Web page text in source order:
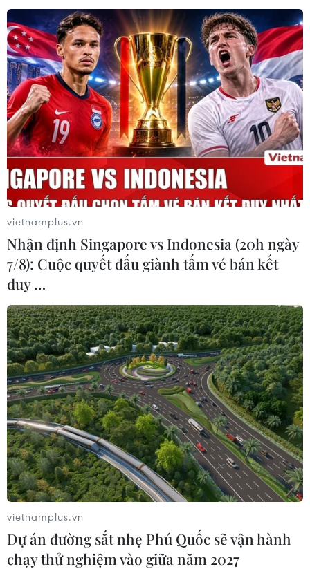
Trung Quốc kêu gọi Mỹ duy trì quan hệ
thương mại song phương ổn định
14/09/2021 07:31
Tân đại sứ Trung Quốc tại Mỹ, ông Tần Cương, kêu gọi
Washington và Bắc Kinh cần duy trì và phát triển quan
hệ thương mại cùng lúc với những nỗ lực nhằm giải
quyết các mâu thuẫn song phương.
vietnamplus.vn
Nhận định Singapore vs Indonesia (20h ngày
7/8): Cuộc quyết đấu giành tấm vé bán kết
duy …
vietnamplus.vn
Dự án đường sắt nhẹ Phú Quốc sẽ vận hành
chạy thử nghiệm vào giữa năm 2027